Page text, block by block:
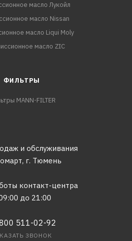
масло Лукойл
масло Nissan
масло Liqui Moly
масло ZIC
ФИЛЬТРЫ
MANN-FILTER
и обслуживания
г. Тюмень
контакт-центра
до 21:00
511-02-92
ЗВОНОК